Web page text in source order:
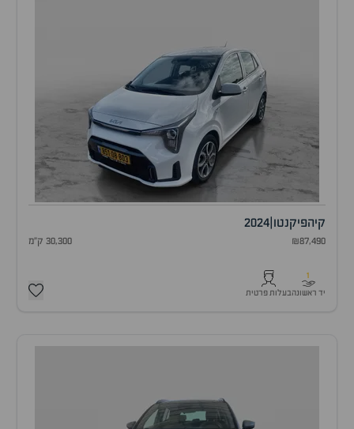
קיהפיקנטו 2024
₪87,490 30,300 ק"מ
1
יד ראשונהבעלות פרטית